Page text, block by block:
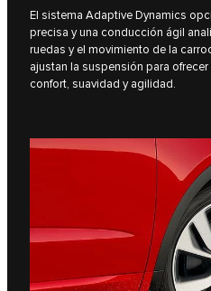
El sistema Adaptive Dynamics
precisa y una conducción ágil
ruedas y el movimiento de la
ajustan la suspensión para
confort, suavidad y agilidad.